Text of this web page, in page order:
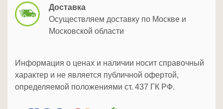
Доставка
Осуществляем доставку по Москве и
Московской области
Информация о ценах и наличии носит справочный
характер и не является публичной офертой,
определяемой положениями ст. 437 ГК РФ.